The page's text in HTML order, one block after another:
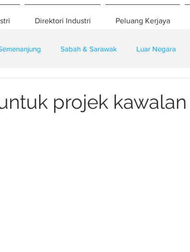
Direktori Industri Peluang Kerjaya
Sabah & Sarawak Luar Negara
projek